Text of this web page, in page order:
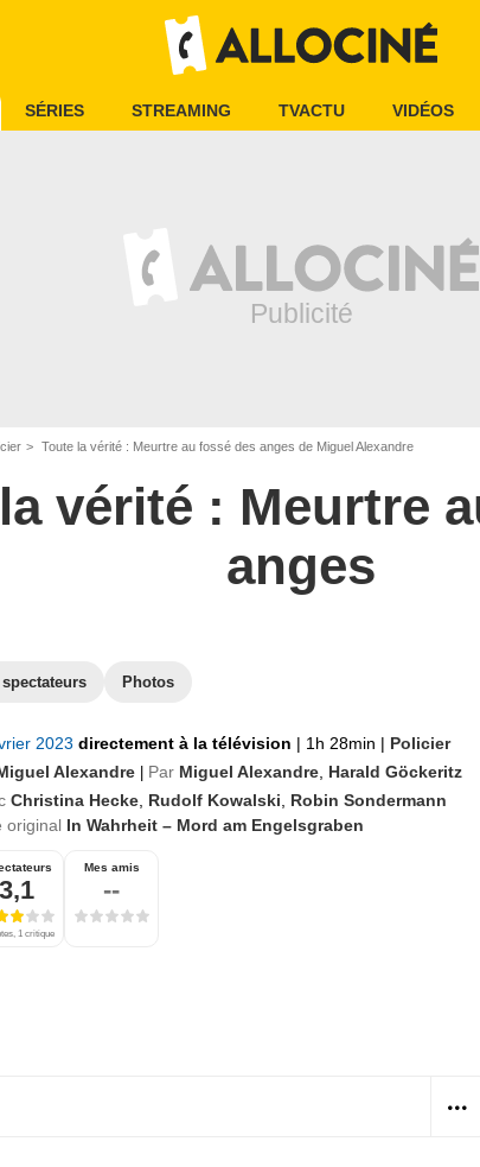
SÉRIES STREAMING TVACTU VIDÉOS
Toute la vérité : Meurtre au fossé des anges de Miguel Alexandre
vérité : Meurtre
anges
Photos
2023 directement à la télévision | 1h 28min | Policier
Alexandre Par Miguel Alexandre Harald Göckeritz
Christina Hecke Rudolf Kowalski
Robin Sondermann
original In Wahrheit – Mord am Engelsgraben
3,1
1 critique
Mes amis
--